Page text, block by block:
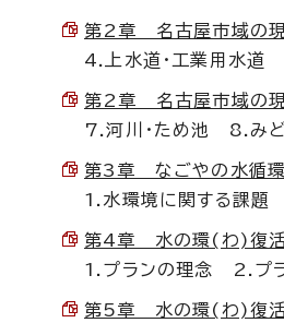
第2章 名古屋市域の
4.上水道・工業用水
第2章 名古屋市域の
7.河川・ため池 8.み
第3章 なごやの水循
1.水環境に関する課
第4章 水の環(わ)復活
1.プランの理念 2.プ
第5章 水の環(わ)復活